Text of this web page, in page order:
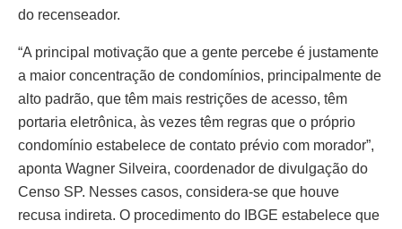
do recenseador.
“A principal motivação que a gente percebe é justamente
a maior concentração de condomínios, principalmente de
alto padrão, que têm mais restrições de acesso, têm
portaria eletrônica, às vezes têm regras que o próprio
condomínio estabelece de contato prévio com morador”,
aponta Wagner Silveira, coordenador de divulgação do
Censo SP. Nesses casos, considera-se que houve
recusa indireta. O procedimento do IBGE estabelece que